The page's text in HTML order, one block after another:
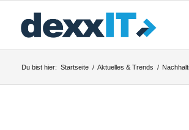
Du bist hier: Startseite / Aktuelles & Trends /